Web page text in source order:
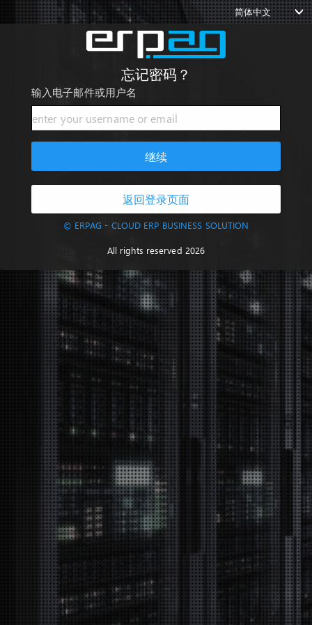
简体中文
忘记密码？
输入电子邮件或用户名
继续
返回登录页面
© ERPAG - CLOUD ERP BUSINESS SOLUTION
All rights reserved 2026